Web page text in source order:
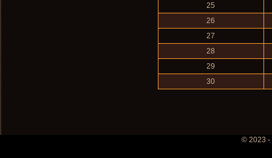
25
26
27
28
29
30
© 2023 -